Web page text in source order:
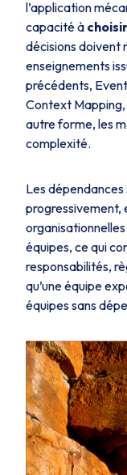
l’application
capacité à
décisions doivent
enseignements
précédents,
Context Mapping,
autre forme, les
complexité.
Les
progressivement,
équipes, ce qui
responsabilités,
qu’une équipe
équipes sans